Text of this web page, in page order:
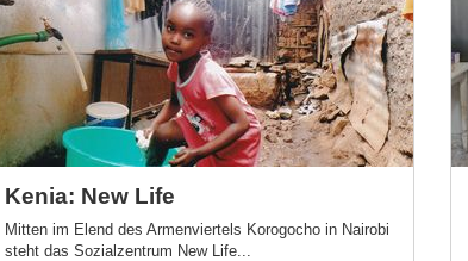
Kenia: New Life
Mitten im Elend des Armenviertels Korogocho in Nairobi
steht das Sozialzentrum New Life...